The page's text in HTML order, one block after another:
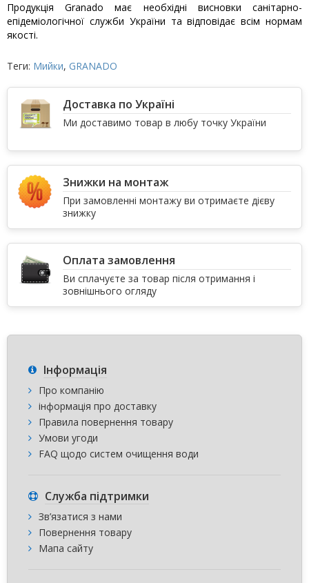
Продукція Granado має необхідні висновки санітарно-
епідеміологічної служби України та відповідає всім нормам
якості.
Теги: Мийки, GRANADO
Доставка по Україні
Ми доставимо товар в любу точку України
Знижки на монтаж
При замовленні монтажу ви отримаєте дієву
знижку
Оплата замовлення
Ви сплачуєте за товар після отримання і
зовнішнього огляду
Інформація
Про компанію
інформація про доставку
Правила повернення товару
Умови угоди
FAQ щодо систем очищення води
Служба підтримки
Зв’язатися з нами
Повернення товару
Мапа сайту